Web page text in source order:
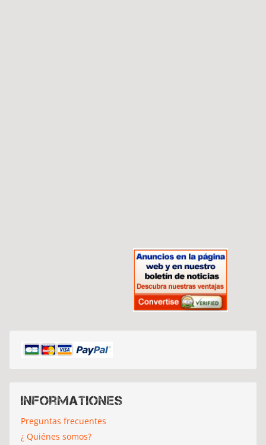
Informationes
Preguntas frecuentes
¿ Quiénes somos?